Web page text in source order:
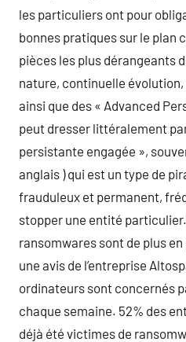
les particuliers ont pour
bonnes pratiques sur le plan
pièces les plus dérangeants
nature, continuelle
ainsi que des « Advanced
peut dresser littéralement
persistante engagée »,
anglais ) qui est un type de
frauduleux et permanent,
stopper une entité
ransomwares sont de plus
une avis de l’entreprise
ordinateurs sont concernés
chaque semaine. 52% des
déjà été victimes de